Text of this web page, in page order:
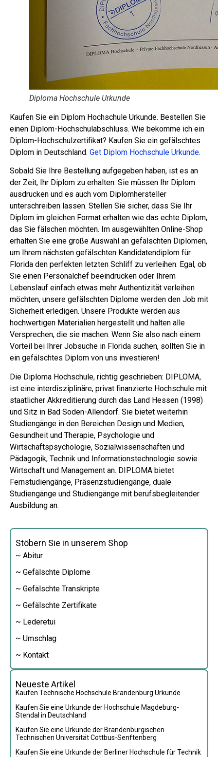
Stöbern Sie in unserem Shop
~ Abitur
~ Gefälschte Diplome
~ Gefälschte Transkripte
~ Gefälschte Zertifikate
~ Lederetui
~ Umschlag
~ Kontakt
Neueste Artikel
Kaufen Technische Hochschule Brandenburg Urkunde
Kaufen Sie eine Urkunde der Hochschule Magdeburg-
Stendal in Deutschland
Kaufen Sie eine Urkunde der Brandenburgischen
Technischen Universität Cottbus-Senftenberg
Kaufen Sie eine Urkunde der Berliner Hochschule für Technik
Diploma Hochschule Urkunde
Kaufen Sie ein Diplom Hochschule Urkunde. Bestellen Sie
einen Diplom-Hochschulabschluss. Wie bekomme ich ein
Diplom-Hochschulzertifikat? Kaufen Sie ein gefälschtes
Diplom in Deutschland. Get Diplom Hochschule Urkunde.
Sobald Sie Ihre Bestellung aufgegeben haben, ist es an
der Zeit, Ihr Diplom zu erhalten. Sie müssen Ihr Diplom
ausdrucken und es auch vom Diplomhersteller
unterschreiben lassen. Stellen Sie sicher, dass Sie Ihr
Diplom im gleichen Format erhalten wie das echte Diplom,
das Sie fälschen möchten. Im ausgewählten Online-Shop
erhalten Sie eine große Auswahl an gefälschten Diplomen,
um Ihrem nächsten gefälschten Kandidatendiplom für
Florida den perfekten letzten Schliff zu verleihen. Egal, ob
Sie einen Personalchef beeindrucken oder Ihrem
Lebenslauf einfach etwas mehr Authentizität verleihen
möchten, unsere gefälschten Diplome werden den Job mit
Sicherheit erledigen. Unsere Produkte werden aus
hochwertigen Materialien hergestellt und halten alle
Versprechen, die sie machen. Wenn Sie also nach einem
Vorteil bei Ihrer Jobsuche in Florida suchen, sollten Sie in
ein gefälschtes Diplom von uns investieren!
Die Diploma Hochschule, richtig geschrieben: DIPLOMA,
ist eine interdisziplinäre, privat finanzierte Hochschule mit
staatlicher Akkreditierung durch das Land Hessen (1998)
und Sitz in Bad Soden-Allendorf. Sie bietet weiterhin
Studiengänge in den Bereichen Design und Medien,
Gesundheit und Therapie, Psychologie und
Wirtschaftspsychologie, Sozialwissenschaften und
Pädagogik, Technik und Informationstechnologie sowie
Wirtschaft und Management an. DIPLOMA bietet
Fernstudiengänge, Präsenzstudiengänge, duale
Studiengänge und Studiengänge mit berufsbegleitender
Ausbildung an.